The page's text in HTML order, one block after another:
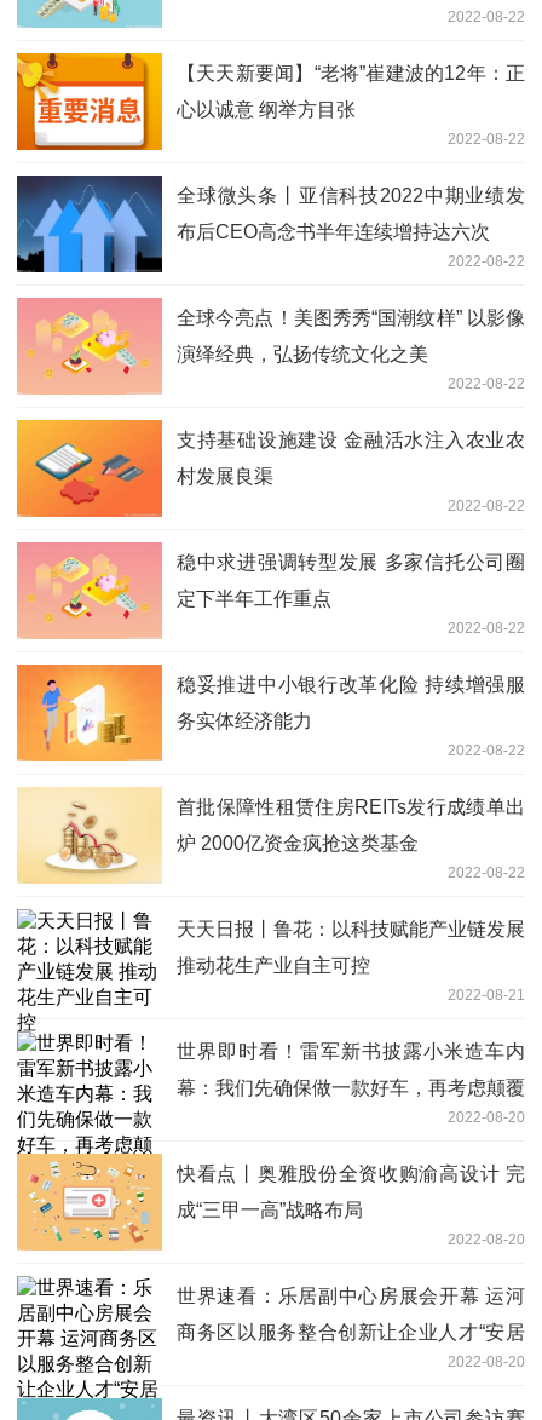
2022-08-22
【天天新要闻】“老将”崔建波的12年：正
心以诚意 纲举方目张
2022-08-22
全球微头条丨亚信科技2022中期业绩发
布后CEO高念书半年连续增持达六次
2022-08-22
全球今亮点！美图秀秀“国潮纹样” 以影像
演绎经典，弘扬传统文化之美
2022-08-22
支持基础设施建设 金融活水注入农业农
村发展良渠
2022-08-22
稳中求进强调转型发展 多家信托公司圈
定下半年工作重点
2022-08-22
稳妥推进中小银行改革化险 持续增强服
务实体经济能力
2022-08-22
首批保障性租赁住房REITs发行成绩单出
炉 2000亿资金疯抢这类基金
2022-08-22
天天日报丨鲁花：以科技赋能产业链发展
推动花生产业自主可控
2022-08-21
世界即时看！雷军新书披露小米造车内
幕：我们先确保做一款好车，再考虑颠覆
2022-08-20
快看点丨奥雅股份全资收购渝高设计 完
成“三甲一高”战略布局
2022-08-20
世界速看：乐居副中心房展会开幕 运河
商务区以服务整合创新让企业人才“安居
2022-08-20